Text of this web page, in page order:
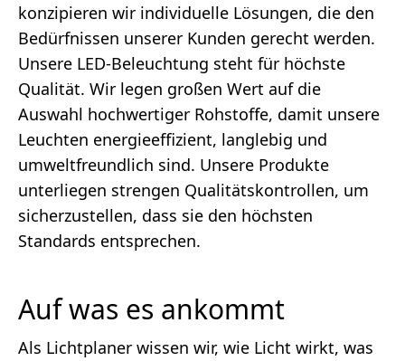
konzipieren wir individuelle Lösungen, die den
Bedürfnissen unserer Kunden gerecht werden.
Unsere LED-Beleuchtung steht für höchste
Qualität. Wir legen großen Wert auf die
Auswahl hochwertiger Rohstoffe, damit unsere
Leuchten energieeffizient, langlebig und
umweltfreundlich sind. Unsere Produkte
unterliegen strengen Qualitätskontrollen, um
sicherzustellen, dass sie den höchsten
Standards entsprechen.
Auf was es ankommt
Als Lichtplaner wissen wir, wie Licht wirkt, was